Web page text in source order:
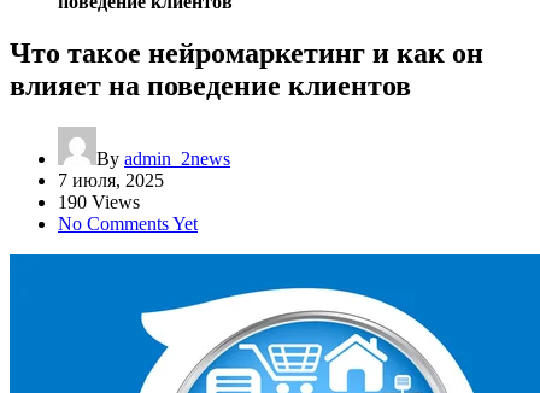
Что такое нейромаркетинг и как он
влияет на поведение клиентов
By admin_2news
7 июля, 2025
190 Views
No Comments Yet